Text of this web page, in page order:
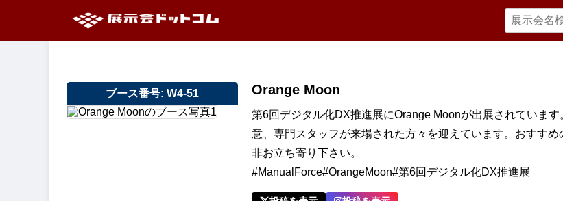
ブース番号: W4-51 Orange Moon
第6回デジタル化DX推進展にOrange Moonが出展されています
意、専門スタッフが来場された方々を迎えています。おすすめ
非お立ち寄り下さい。
#ManualForce#OrangeMoon#第6回デジタル化DX推進展